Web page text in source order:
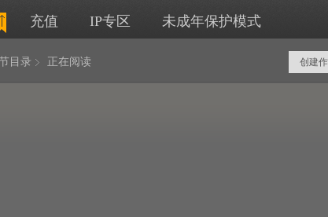
充值 IP专区 未成年保护模式
目录 正在阅读 创建